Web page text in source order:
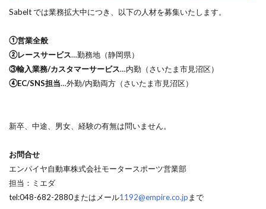
Sabelt では業務拡大中につき、以下の人材を募集いたします。
①営業全般
②レースサービス…勤務地（静岡県）
③輸入業務/カスタマーサービス…内勤（さいたま市見沼区）
④EC/SNS担当…外勤/内勤両方（さいたま市見沼区）
新卒、中途、男女、経験の有無は問いません。
お問合せ
エンパイヤ自動車株式会社モータースポーツ営業部
担当：ミエダ
tel:048-682-2880またはメール1192@empire.co.jp まで